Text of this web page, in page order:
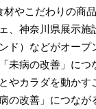
やこだわりの商
、神奈川県展示
ド）などがオー
未病の改善」に
やカラダを動か
の改善」につなが